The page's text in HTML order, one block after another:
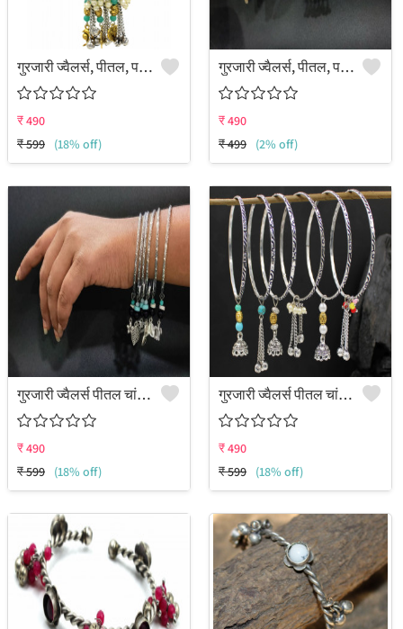
गुरजारी ज्वैलर्स, पीतल, पत्थर और फ़िरोज़ा से बनी चांदी की चूड़ी (6 का पैक)
₹490
₹599 (18% off)
गुरजारी ज्वैलर्स, पीतल, पत्थर और फ़िरोज़ा से बनी चांदी की चूड़ी (6 का पैक)
₹490
₹499 (2% off)
गुरजारी ज्वैलर्स पीतल चांदी की चूड़ी ()
₹490
₹599 (18% off)
गुरजारी ज्वैलर्स पीतल चांदी की चूड़ी ()
₹490
₹599 (18% off)